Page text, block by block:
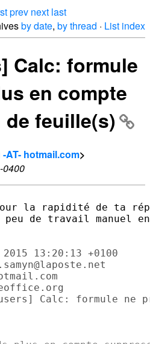
prev next last
by date, by thread · List index
Calc: formule
en compte
feuille(s)
AT- hotmail.com>
0400
la rapidité de ta
peu de travail manuel
13:20:13 +0100
Calc: formule ne